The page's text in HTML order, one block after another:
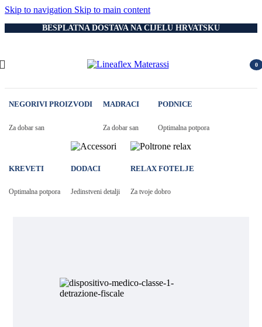
Skip to navigation Skip to main content
BESPLATNA DOSTAVA NA CIJELU HRVATSKU
0
NEGORIVI PROIZVODI
Za dobar san
MADRACI
Za dobar san
PODNICE
Optimalna potpora
KREVETI
Optimalna potpora
DODACI
Jedinstveni detalji
RELAX FOTELJE
Za tvoje dobro